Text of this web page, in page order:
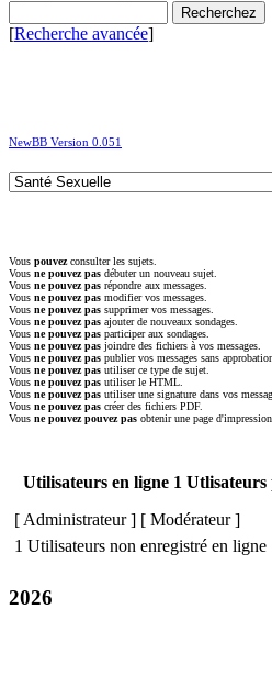
[Recherche avancée]
NewBB Version 0.051
Vous pouvezconsulter les sujets.
Vous ne pouvez pas débuter un nouveau sujet.
Vous ne pouvez pas répondre aux messages.
Vous ne pouvez pas modifier vos messages.
Vous ne pouvez pas supprimer vos messages.
Vous ne pouvez pas ajouter de nouveaux sondages.
Vous ne pouvez pas participer aux sondages.
Vous ne pouvez pas joindre des fichiers à vos messages.
Vous ne pouvez pas publier vos messages sans
Vous ne pouvez pas utiliser ce type de sujet.
Vous ne pouvez pas utiliser le HTML.
Vous ne pouvez pas utiliser une signature dans vos
Vous ne pouvez pas créer des fichiers PDF.
Vous ne pouvez pouvez pas obtenir une page d'impression.
Utilisateurs en ligne 1
[ Administrateur] [ Modérateur]
1 Utilisateurs non enregistré en ligne
2026